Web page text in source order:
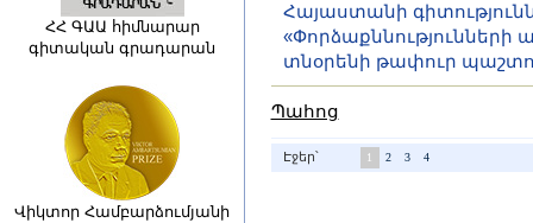
ՀՀ ԳԱԱ հիմնարար
գիտական գրադարան
Վիկտոր Համբարձումյանի
Հայաստանի
տնօրենի թափուր
Պահոց
Էջեր՝ 1 2 3 4